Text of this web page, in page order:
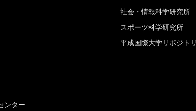
ンター
社会・情報科学研究所
スポーツ科学研究所
平成国際大学リポジトリ